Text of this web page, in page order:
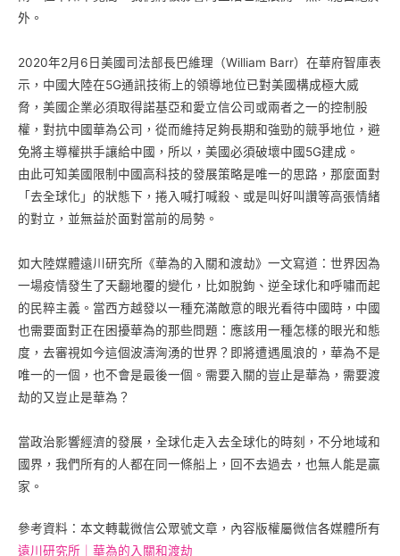
外。
2020年2月6日美國司法部長巴維理（William Barr）在華府智庫表
示，中國大陸在5G通訊技術上的領導地位已對美國構成極大威
脅，美國企業必須取得諾基亞和愛立信公司或兩者之一的控制股
權，對抗中國華為公司，從而維持足夠長期和強勁的競爭地位，避
免將主導權拱手讓給中國，所以，美國必須破壞中國5G建成。
由此可知美國限制中國高科技的發展策略是唯一的思路，那麼面對
「去全球化」的狀態下，捲入喊打喊殺、或是叫好叫讚等高張情緒
的對立，並無益於面對當前的局勢。
如大陸媒體遠川研究所《華為的入關和渡劫》一文寫道：世界因為
一場疫情發生了天翻地覆的變化，比如脫鉤、逆全球化和呼嘯而起
的民粹主義。當西方越發以一種充滿敵意的眼光看待中國時，中國
也需要面對正在困擾華為的那些問題：應該用一種怎樣的眼光和態
度，去審視如今這個波濤洶湧的世界？即將遭遇風浪的，華為不是
唯一的一個，也不會是最後一個。需要入關的豈止是華為，需要渡
劫的又豈止是華為？
當政治影響經濟的發展，全球化走入去全球化的時刻，不分地域和
國界，我們所有的人都在同一條船上，回不去過去，也無人能是贏
家。
參考資料：本文轉載微信公眾號文章，內容版權屬微信各媒體所有
遠川研究所｜華為的入關和渡劫